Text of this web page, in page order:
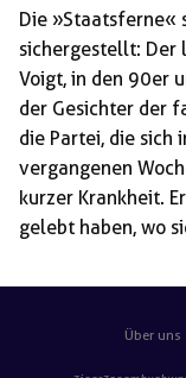
Die »Staatsferne«
sichergestellt: Der
Voigt, in den 90er
der Gesichter der
die Partei, die sich
vergangenen
kurzer Krankheit.
gelebt haben, wo
einem in der
für die Opfer des
Über uns